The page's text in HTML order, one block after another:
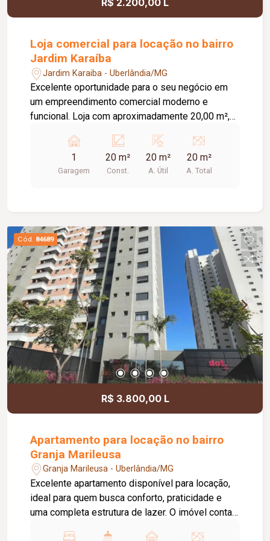
R$ 2.200,00 L
Loja comercial para locação no bairro
Jardim Karaíba
Jardim Karaiba - Uberlândia/MG
Excelente oportunidade para o seu negócio em
um empreendimento comercial moderno e
funcional. Loja com aproximadamente 20,00 m²,
espaço prático, bem estruturado e pronto para
receber clientes. O empreendimento oferece uma
completa infraestrutura compartilhada, contando
comodidade e autonomia para as operações do
dia a dia. Conta ainda com estacionamento
rotativo para aproximadamente 05 veículos e 05
motocicletas, área ajardinada e uma excelente
vista, criando um ambiente agradável para
clientes e colaboradores. Um espaço estratégico,
confortável e preparado para impulsionar o
crescimento do seu negócio.
1
Garagem
20 m²
Const.
20 m²
A. Útil
20 m²
A. Total
Cód. 84689
R$ 3.800,00 L
Apartamento para locação no bairro
Granja Marileusa
Granja Marileusa - Uberlândia/MG
Excelente apartamento disponível para locação,
ideal para quem busca conforto, praticidade e
uma completa estrutura de lazer. O imóvel conta